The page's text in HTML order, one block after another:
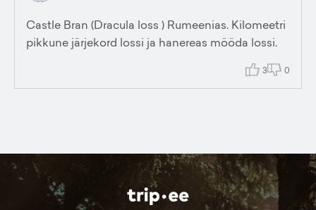
Castle Bran (Dracula loss ) Rumeenias. Kilomeetri
pikkune järjekord lossi ja hanereas mööda lossi.
3 0